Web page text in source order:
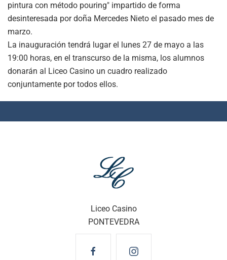
pintura con método pouring" impartido de forma
desinteresada por doña Mercedes Nieto el pasado mes de
marzo.
La inauguración tendrá lugar el lunes 27 de mayo a las
19:00 horas, en el transcurso de la misma, los alumnos
donarán al Liceo Casino un cuadro realizado
conjuntamente por todos ellos.
Liceo Casino
PONTEVEDRA